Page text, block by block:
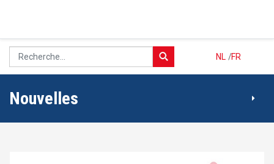
NL FR
/
Nouvelles